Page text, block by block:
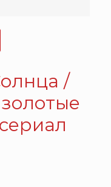
/